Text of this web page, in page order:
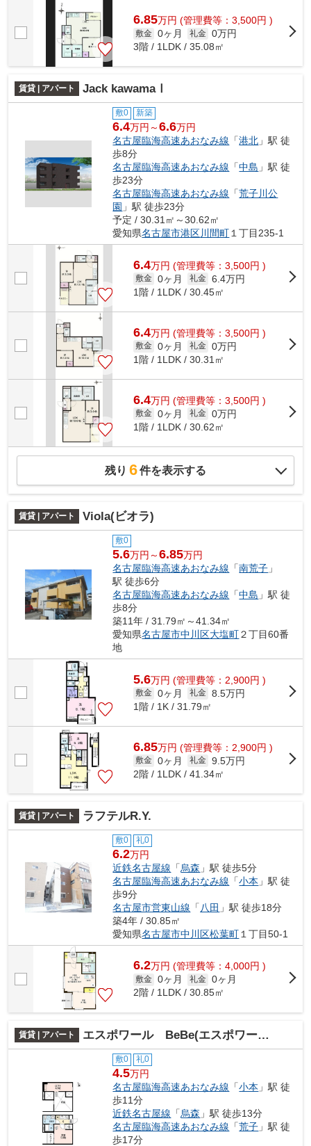
6.85万円 (管理費等：3,500円 )
敷金 0ヶ月 礼金 0万円
3階 / 1LDK / 35.08㎡
賃貸 | アパート Jack kawamaⅠ
敷0 新築
6.4万円～6.6万円
名古屋臨海高速あおなみ線 「港北 」駅 徒
歩8分
名古屋臨海高速あおなみ線 「中島 」駅 徒
歩23分
名古屋臨海高速あおなみ線 「荒子川公
園 」駅 徒歩23分
予定 / 30.31㎡～30.62㎡
愛知県名古屋市港区川間町１丁目235-1
6.4万円 (管理費等：3,500円 )
敷金 0ヶ月 礼金 6.4万円
1階 / 1LDK / 30.45㎡
6.4万円 (管理費等：3,500円 )
敷金 0ヶ月 礼金 0万円
1階 / 1LDK / 30.31㎡
6.4万円 (管理費等：3,500円 )
敷金 0ヶ月 礼金 0万円
1階 / 1LDK / 30.62㎡
残り 6件を表示する
賃貸 | アパート Viola(ビオラ)
敷0
5.6万円～6.85万円
名古屋臨海高速あおなみ線 「南荒子 」
駅 徒歩6分
名古屋臨海高速あおなみ線 「中島 」駅 徒
歩8分
築11年 / 31.79㎡～41.34㎡
愛知県名古屋市中川区大塩町２丁目60番
地
5.6万円 (管理費等：2,900円 )
敷金 0ヶ月 礼金 8.5万円
1階 / 1K / 31.79㎡
6.85万円 (管理費等：2,900円 )
敷金 0ヶ月 礼金 9.5万円
2階 / 1LDK / 41.34㎡
賃貸 | アパート ラフテルR.Y.
敷0 礼0
6.2万円
近鉄名古屋線 「烏森 」駅 徒歩5分
名古屋臨海高速あおなみ線 「小本 」駅 徒
歩9分
名古屋市営東山線 「 八田 」駅 徒歩18分
築4年 / 30.85㎡
愛知県名古屋市中川区松葉町 １丁目50-1
6.2万円 (管理費等：4,000円 )
敷金 0ヶ月 礼金 0ヶ月
2階 / 1LDK / 30.85㎡
賃貸 | アパート エスポワール BeBe(エスポワールベベ)
敷0 礼0
4.5万円
名古屋臨海高速あおなみ線 「小本 」駅 徒
歩11分
近鉄名古屋線 「烏森 」駅 徒歩13分
名古屋臨海高速あおなみ線 「荒子 」駅 徒
歩17分